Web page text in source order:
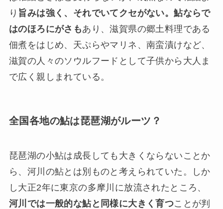
り 旨みは強く、それでいてクセがない。鮎ならで
はのほろにがさもあり、滋賀県の郷土料理である
佃煮をはじめ、天ぷらやマリネ、南蛮漬けなど、
滋賀の人々のソウルフードとして子供から大人ま
で広く親しまれている。
全国各地の鮎は琵琶湖がルーツ？
琵琶湖の小鮎は成長しても大きくならないことか
ら、河川の鮎とは別ものと考えられていた。しか
し大正2年に東京の多摩川に放流されたところ、
河川では一般的な鮎と同様に大きく育つことが判